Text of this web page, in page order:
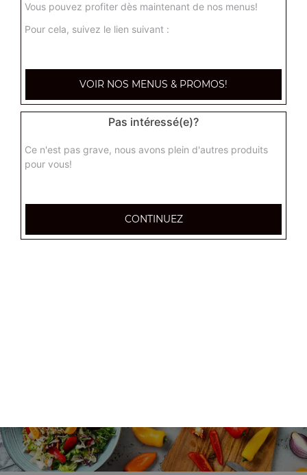
tarte flambée normal, tarte flambée forestière, tarte
+
Vous pouvez profiter dès maintenant de nos menus!
Pour cela, suivez le lien suivant :
VOIR NOS MENUS & PROMOS!
Pas intéressé(e)?
Ce n'est pas grave, nous avons plein d'autres produits
pour vous!
CONTINUEZ